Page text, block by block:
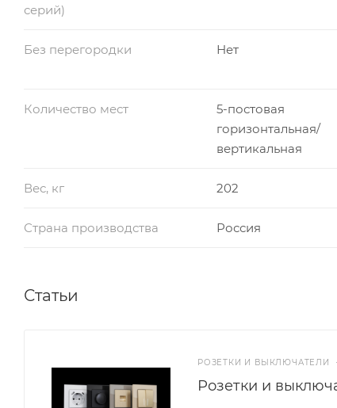
серий)
Без перегородки Нет
Количество мест
5-постовая
горизонтальная/
вертикальная
Вес, кг 202
Страна производства Россия
Статьи
РОЗЕТКИ И ВЫКЛЮЧАТЕЛИ
Розетки и